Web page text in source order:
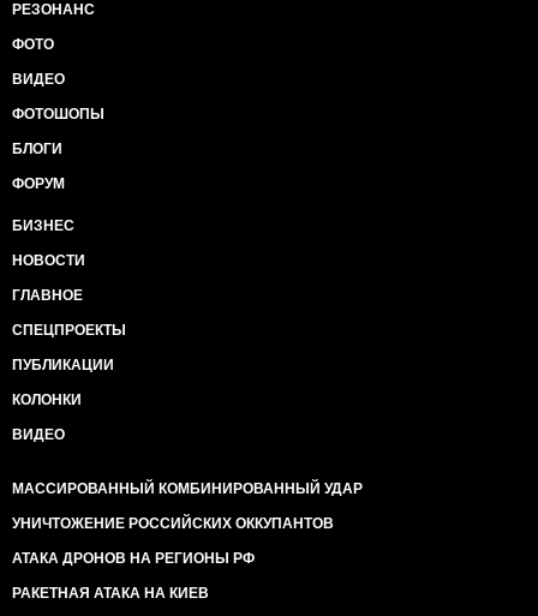
РЕЗОНАНС
ФОТО
ВИДЕО
ФОТОШОПЫ
БЛОГИ
ФОРУМ
БИЗНЕС
НОВОСТИ
ГЛАВНОЕ
СПЕЦПРОЕКТЫ
ПУБЛИКАЦИИ
КОЛОНКИ
ВИДЕО
МАССИРОВАННЫЙ КОМБИНИРОВАННЫЙ УДАР
УНИЧТОЖЕНИЕ РОССИЙСКИХ ОККУПАНТОВ
АТАКА ДРОНОВ НА РЕГИОНЫ РФ
РАКЕТНАЯ АТАКА НА КИЕВ